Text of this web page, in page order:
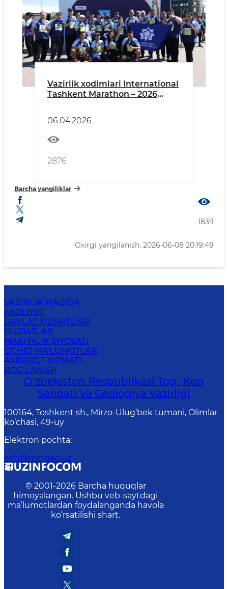
Vazirlik xodimlari International
Tashkent Marathon – 2026
06.04.2026
2876
Barcha yangiliklar
1839
Oxirgi yangilanish: 2026-06-08 20:19:49
VAZIRLIK HAQIDA
FAOLIYAT
DAVLAT XIZMATLARI
HUJJATLAR
MAXFIYLIK SIYOSATI
OCHIQ MA'LUMOTLAR
AXBOROT XIZMATI
BOG‘LANISH
O‘zbekiston Respublikasi Tog‘-Kon
Sanoati Va Geologiya Vazirligi
100164, Toshkent sh., Mirzo-Ulug‘bek tumani, Olimlar
ko‘chasi, 49-uy
Elektron pochta:
info@mingeo.uz
© 2001-2026 Barcha huquqlar
himoyalangan. Ushbu veb-saytdagi
ma’lumotlardan foydalanganda havola
ko‘rsatilishi shart.